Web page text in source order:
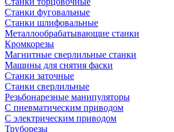
Станки фуговальные
Станки шлифовальные
Металлообрабатывающие станки
Кромкорезы
Магнитные сверлильные станки
Машины для снятия фаски
Станки заточные
Станки сверлильные
Резьбонарезные манипуляторы
С пневматическим приводом
С электрическим приводом
Труборезы